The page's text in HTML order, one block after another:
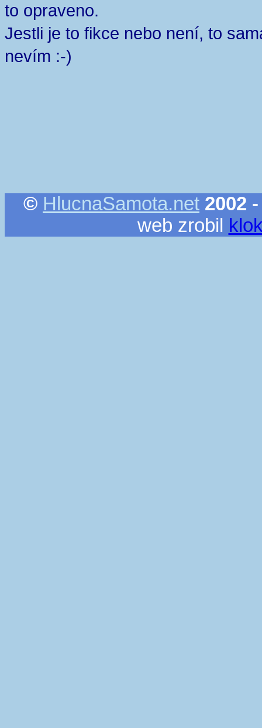
to opraveno.
Jestli je to fikce nebo není, to
nevím :-)
© HlucnaSamota.net 2002
web zrobil